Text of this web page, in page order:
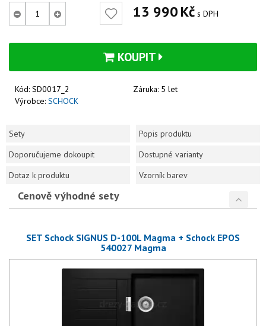
13 990Kč s DPH
KOUPIT
Kód: SD0017_2 Záruka: 5 let
Výrobce: SCHOCK
Sety
Popis produktu
Doporučujeme dokoupit
Dostupné varianty
Dotaz k produktu
Vzorník barev
Cenově výhodné sety
SET Schock SIGNUS D-100L Magma + Schock EPOS
540027 Magma